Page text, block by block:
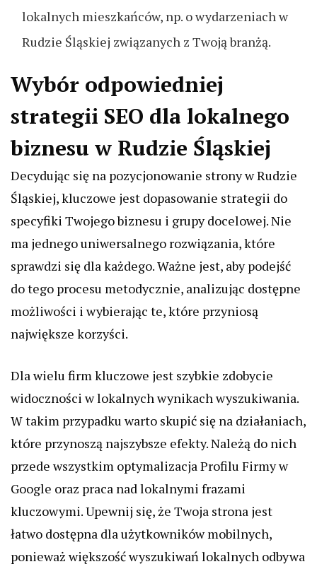
lokalnych mieszkańców, np. o wydarzeniach w
Rudzie Śląskiej związanych z Twoją branżą.
Wybór odpowiedniej
strategii SEO dla lokalnego
biznesu w Rudzie Śląskiej
Decydując się na pozycjonowanie strony w Rudzie
Śląskiej, kluczowe jest dopasowanie strategii do
specyfiki Twojego biznesu i grupy docelowej. Nie
ma jednego uniwersalnego rozwiązania, które
sprawdzi się dla każdego. Ważne jest, aby podejść
do tego procesu metodycznie, analizując dostępne
możliwości i wybierając te, które przyniosą
największe korzyści.
Dla wielu firm kluczowe jest szybkie zdobycie
widoczności w lokalnych wynikach wyszukiwania.
W takim przypadku warto skupić się na działaniach,
które przynoszą najszybsze efekty. Należą do nich
przede wszystkim optymalizacja Profilu Firmy w
Google oraz praca nad lokalnymi frazami
kluczowymi. Upewnij się, że Twoja strona jest
łatwo dostępna dla użytkowników mobilnych,
ponieważ większość wyszukiwań lokalnych odbywa